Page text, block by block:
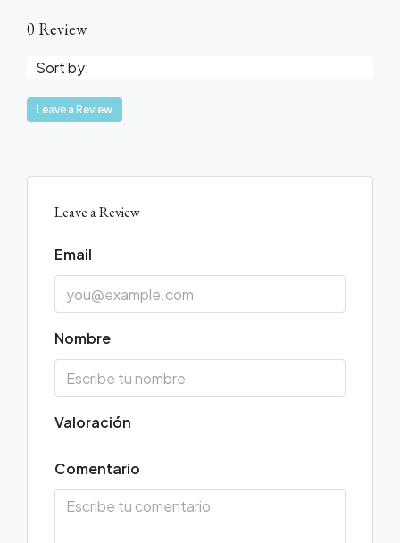
0 Review
Sort by:
Leave a Review
Leave a Review
Email
Nombre
Valoración
Comentario